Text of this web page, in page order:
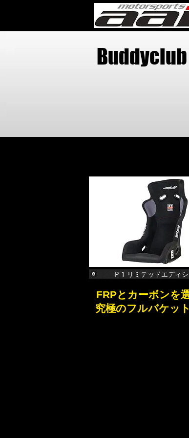
P-1 リミテッドエディ
FRPとカーボンを
究極のフルバケッ